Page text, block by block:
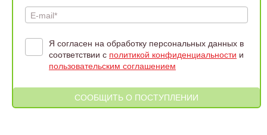
E-mail*
Я согласен на обработку персональных данных в
соответствии с политикой конфиденциальности и
пользовательским соглашением